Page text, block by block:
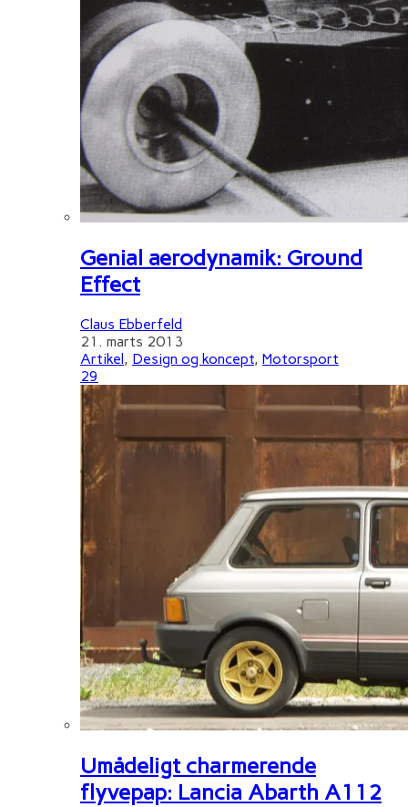
Genial aerodynamik: Ground
Effect
Claus Ebberfeld
21. marts 2013
Artikel, Design og koncept, Motorsport
29
Umådeligt charmerende
flyvepap: Lancia Abarth A112